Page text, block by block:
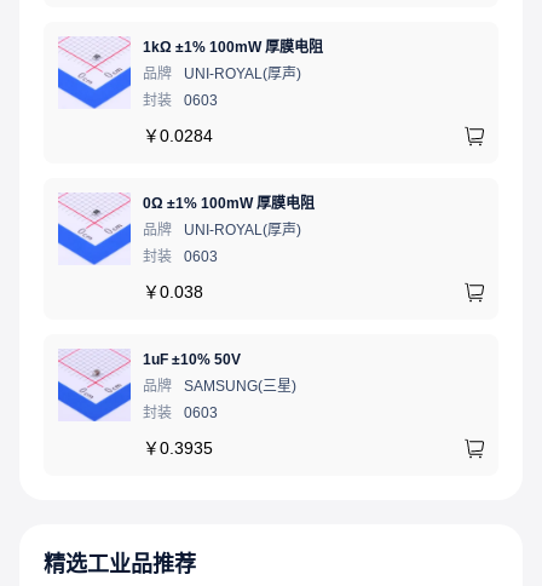
1kΩ ±1% 100mW 厚膜电阻
品牌
UNI-ROYAL(厚声)
封装
0603
￥0.0284
0Ω ±1% 100mW 厚膜电阻
品牌
UNI-ROYAL(厚声)
封装
0603
￥0.038
1uF ±10% 50V
品牌
SAMSUNG(三星)
封装
0603
￥0.3935
精选工业品推荐